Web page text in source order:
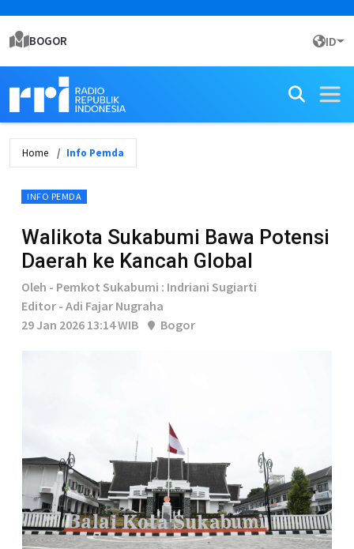
BOGOR ID
Home Info Pemda
INFO PEMDA
Walikota Sukabumi Bawa Potensi
Daerah ke Kancah Global
Oleh - Pemkot Sukabumi : Indriani Sugiarti
Editor - Adi Fajar Nugraha
29 Jan 2026 13:14 WIB
Bogor